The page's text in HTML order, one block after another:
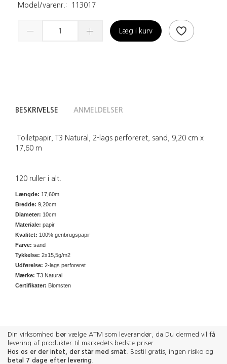
Model/varenr.: 113017
Læg i kurv
BESKRIVELSE ANMELDELSER
Toiletpapir, T3 Natural, 2-lags perforeret, sand, 9,20 cm x
17,60 m
120 ruller i alt.
Længde: 17,60m
Bredde: 9,20cm
Diameter: 10cm
Materiale: papir
Kvalitet: 100% genbrugspapir
Farve: sand
Tykkelse: 2x15,5g/m2
Udførelse: 2-lags perforeret
Mærke: T3 Natural
Certifikater: Blomsten
Din virksomhed bør vælge ATM som leverandør, da Du dermed vil få
levering af produkter til markedets bedste priser.
Hos os er der intet, der står med småt . Bestil gratis, ingen risiko og
betal 7 dage efter levering